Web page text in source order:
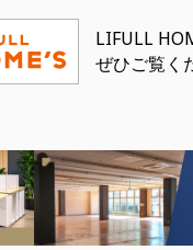
LIFULL
ぜひご覧く